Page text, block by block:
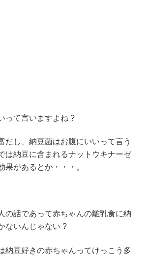
って言いますよね ?
だし、納豆菌はお腹にいいって言う
は納豆に含まれるナットウキナーゼ
果があるとか・・・。
の話であって赤ちゃんの離乳食に納
ないんじゃない ?
納豆好きの赤ちゃんってけっこう多